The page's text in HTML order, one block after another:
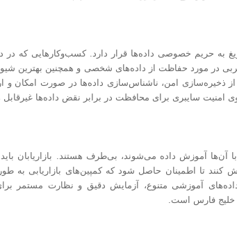
به حریم خصوصی داده‌ها قرار دارد. کسب‌وکارهایی که در
45/2021 امارات متحده عربی در مورد حفاظت از داده‌های شخصی و همچنین
ذخیره‌سازی امن، ناشناس‌سازی داده‌ها در صورت امکان و
امنیت سایبری برای محافظت در برابر نقض داده‌ها غیرقابل
آن‌ها آموزش داده می‌شوند، بی‌طرف هستند. بازاریابان
کنند تا اطمینان حاصل شود که کمپین‌های بازاریابی به
آموزشی متنوع، آزمایش دقیق و نظارت مستمر برای
خلیج فارس است.